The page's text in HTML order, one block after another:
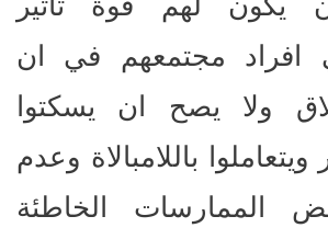
افراد مجتمعهم في ان
ولا يصح ان يسكتوا
باللامبالاة وعدم
الممارسات الخاطئة